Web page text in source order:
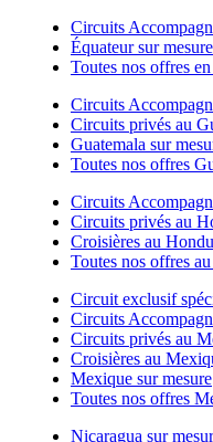
Circuits
Équateur sur mesure
Toutes nos offres
Circuits
Circuits privés au
Guatemala sur
Toutes nos offres
Circuits
Circuits privés au
Croisières au
Toutes nos offres
Circuit exclusif
Circuits
Circuits privés au
Croisières au
Mexique sur mesure
Toutes nos offres
Nicaragua sur